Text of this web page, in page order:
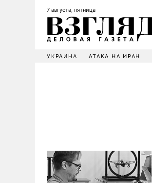
7 августа, пятница
УКРАИНА АТАКА НА ИРАН